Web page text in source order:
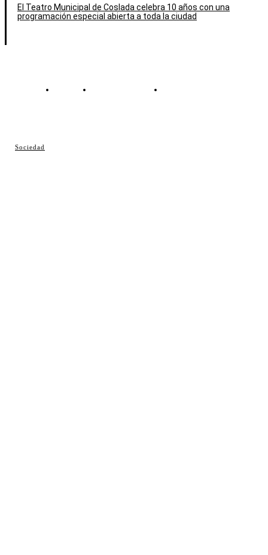
Sociedad
El Teatro Municipal de Coslada celebra 10 años con una
programación especial abierta a toda la ciudad
Contacto Política de cookies